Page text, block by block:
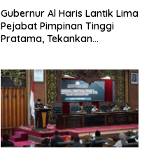
Gubernur Al Haris Lantik Lima
Pejabat Pimpinan Tinggi
Pratama, Tekankan
Integritas